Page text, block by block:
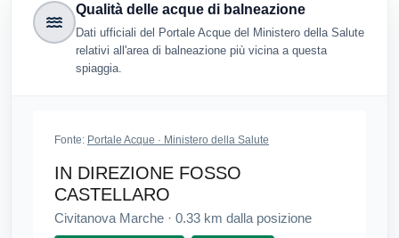
Qualità delle acque di balneazione
Dati ufficiali del Portale Acque del Ministero della Salute
relativi all'area di balneazione più vicina a questa
spiaggia.
Fonte: Portale Acque · Ministero della Salute
IN DIREZIONE FOSSO
CASTELLARO
Civitanova Marche · 0.33 km dalla posizione